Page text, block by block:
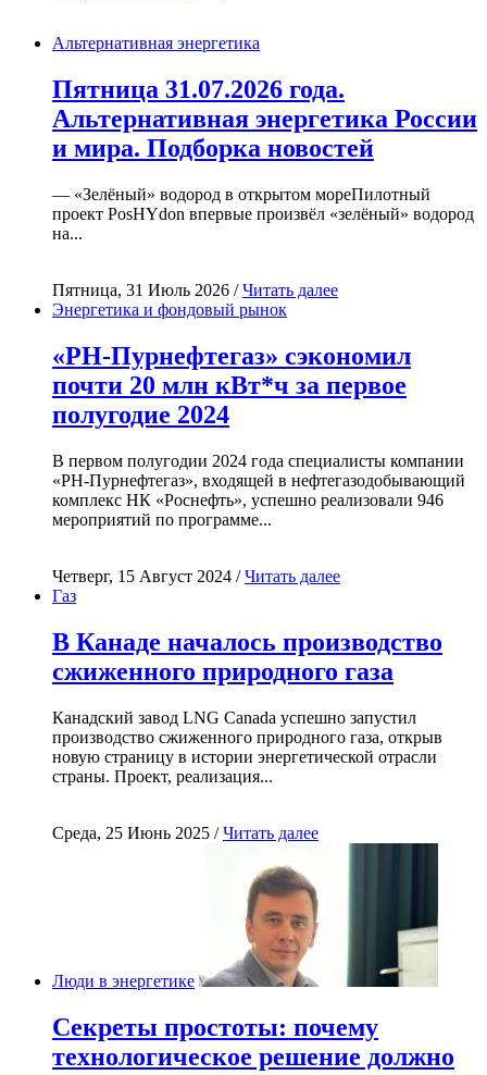
Альтернативная энергетика
Пятница 31.07.2026 года.
Альтернативная энергетика России
и мира. Подборка новостей
— «Зелёный» водород в открытом мореПилотный
проект PosHYdon впервые произвёл «зелёный» водород
на...
Пятница, 31 Июль 2026 /Читать далее
Энергетика и фондовый рынок
«РН-Пурнефтегаз» сэкономил
почти 20 млн кВт*ч за первое
полугодие 2024
В первом полугодии 2024 года специалисты компании
«РН-Пурнефтегаз», входящей в нефтегазодобывающий
комплекс НК «Роснефть», успешно реализовали 946
мероприятий по программе...
Четверг, 15 Август 2024 /Читать далее
Газ
В Канаде началось производство
сжиженного природного газа
Канадский завод LNG Canada успешно запустил
производство сжиженного природного газа, открыв
новую страницу в истории энергетической отрасли
страны. Проект, реализация...
Среда, 25 Июнь 2025 /Читать далее
Люди в энергетике
Секреты простоты: почему
технологическое решение должно